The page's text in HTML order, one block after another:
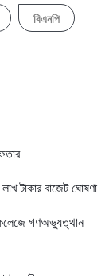
বিএনপি
টাকার বাজেট ঘোষণা
কলেজে গণঅভ্যুত্থান